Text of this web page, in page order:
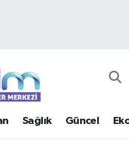
Sağlık Güncel
Haritası
ve Fikstür